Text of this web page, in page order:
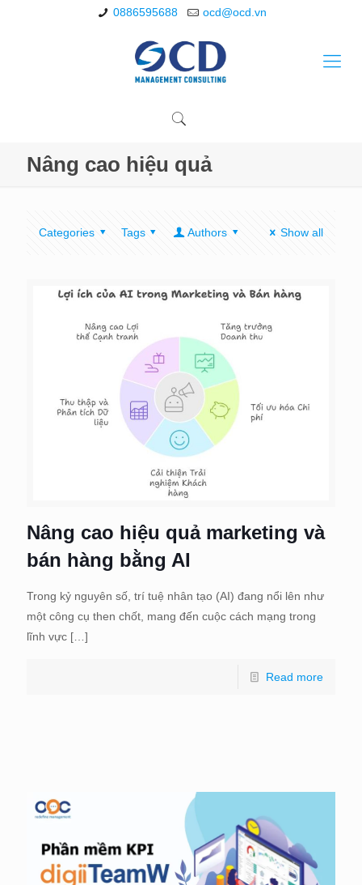
0886595688 ocd@ocd.vn
Nâng cao hiệu quả
Categories Tags Authors Show all
Nâng cao hiệu quả marketing và
bán hàng bằng AI
Trong kỷ nguyên số, trí tuệ nhân tạo (AI) đang nổi lên như
một công cụ then chốt, mang đến cuộc cách mạng trong
lĩnh vực […]
Read more